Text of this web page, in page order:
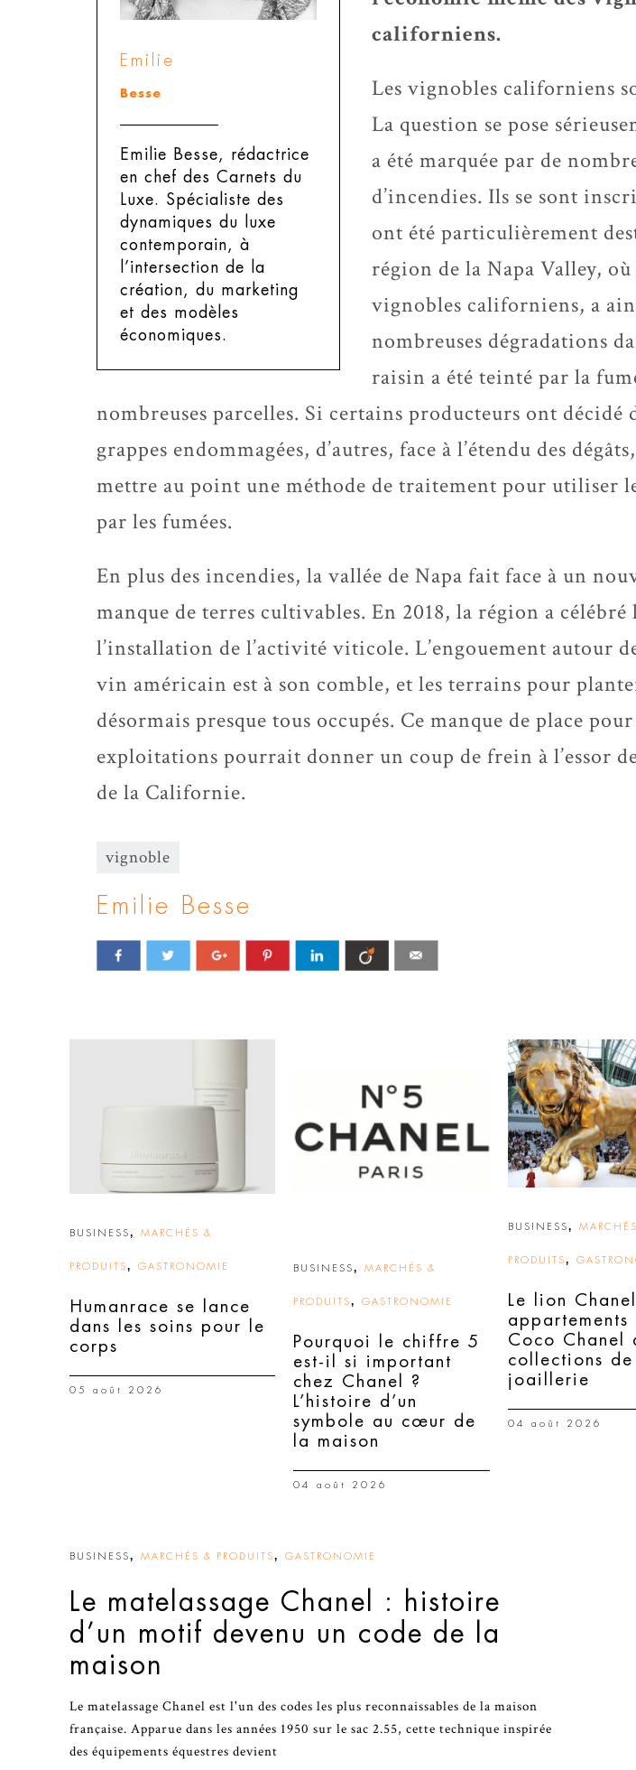
Emilie
Besse
Emilie Besse, rédactrice
en chef des Carnets du
Luxe.
Spécialiste des
dynamiques du luxe
contemporain, à
l’intersection de la
création, du marketing
et des modèles
économiques.
californiens.
Les vignobles californiens
La question se pose
a été marquée par de
d’incendies. Ils se sont
ont été particulièrement
région de la Napa Valley,
vignobles californiens, a
nombreuses dégradations
raisin a été teinté par la
nombreuses parcelles. Si certains producteurs ont décidé
grappes endommagées, d’autres, face à l’étendu des
mettre au point une méthode de traitement pour utiliser
par les fumées.
En plus des incendies, la vallée de Napa fait face à un
manque de terres cultivables. En 2018, la région a célébré
l’installation de l’activité viticole. L’engouement autour
vin américain est à son comble, et les terrains pour
désormais presque tous occupés. Ce manque de place
exploitations pourrait donner un coup de frein à l’essor
de la Californie.
vignoble
Emilie Besse
BUSINESS, MARCHÉS &
PRODUITS, GASTRONOMIE
Humanrace se lance
dans les soins pour le
corps
05 août 2026
BUSINESS, MARCHÉS &
PRODUITS, GASTRONOMIE
Pourquoi le chiffre 5
est-il si important
chez Chanel ?
L’histoire d’un
symbole au cœur de
la maison
04 août 2026
BUSINESS,
PRODUITS,
Le lion
appartements
Coco Chanel
collections de
joaillerie
04 août 2026
BUSINESS, MARCHÉS & PRODUITS, GASTRONOMIE
Le matelassage Chanel : histoire
d’un motif devenu un code de la
maison
Le matelassage Chanel est l'un des codes les plus reconnaissables de la maison
française. Apparue dans les années 1950 sur le sac 2.55, cette technique inspirée
des équipements équestres devient